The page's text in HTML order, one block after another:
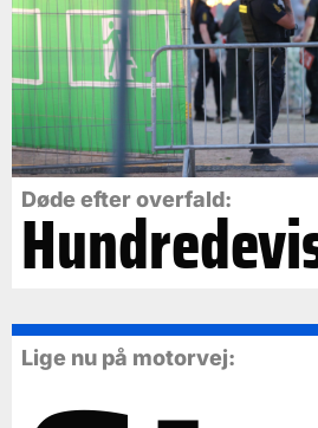
Døde efter overfald:
Lige nu på motorvej: